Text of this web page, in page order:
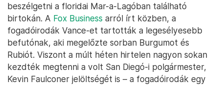
beszélgetni a floridai Mar-a-Lagóban található
birtokán. A Fox Business arról írt közben, a
fogadóirodák Vance-et tartották a legesélyesebb
befutónak, aki megelőzte sorban Burgumot és
Rubiót. Viszont a múlt héten hirtelen nagyon sokan
kezdték megtenni a volt San Diegó-i polgármester,
Kevin Faulconer jelöltségét is – a fogadóirodák egy